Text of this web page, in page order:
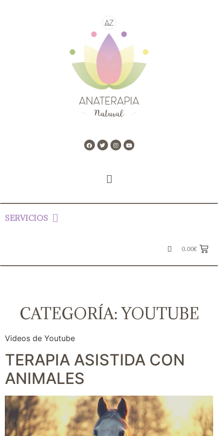
SERVICIOS
0.00€
CATEGORÍA:YOUTUBE
Videos de Youtube
TERAPIA ASISTIDA CON
ANIMALES